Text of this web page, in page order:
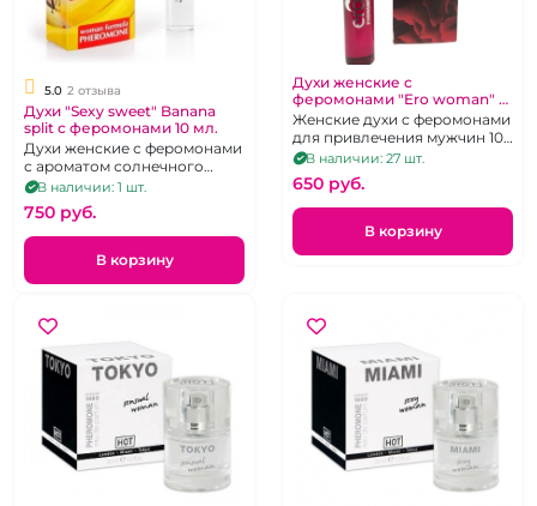
5.0 2 отзыва
Духи "Sexy sweet" Banana
split с феромонами 10 мл.
Духи женские с феромонами
с ароматом солнечного
банана.
В наличии: 1 шт.
750 pуб.
В корзину
Духи женские с
феромонами "Ero woman" в
ассортименте 10 мл
Женские духи с феромонами
для привлечения мужчин 10
мг.В наличии: 27 шт.
650 pуб.
В корзину